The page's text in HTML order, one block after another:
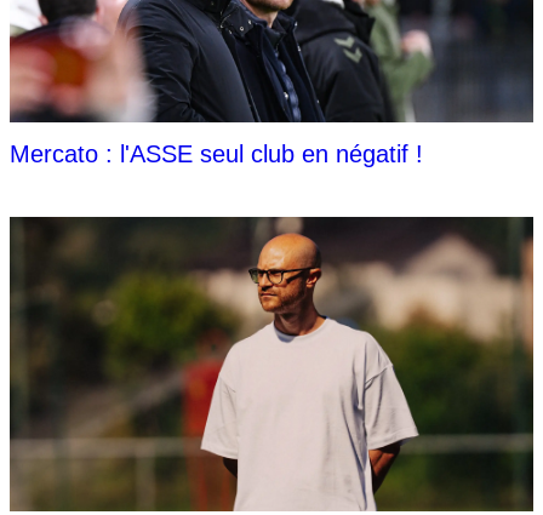
Mercato : l'ASSE seul club en négatif !